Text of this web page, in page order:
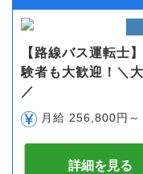
【路線バス運転士
験者も大歓迎！＼
／
月給 256,800円～
詳細を見る